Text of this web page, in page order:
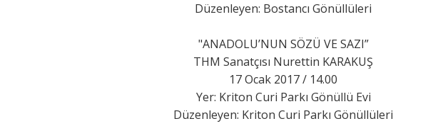
Düzenleyen: Bostancı Gönüllüleri
"ANADOLU’NUN SÖZÜ VE SAZI”
THM Sanatçısı Nurettin KARAKUŞ
17 Ocak 2017 / 14.00
Yer: Kriton Curi Parkı Gönüllü Evi
Düzenleyen: Kriton Curi Parkı Gönüllüleri